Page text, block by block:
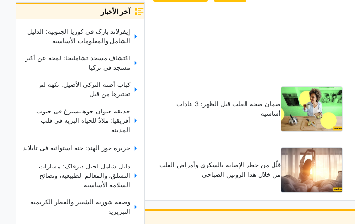
ضمان صحه القلب قبل الظهر: 3 عادات
أساسیه
قلّل من خطر الإصابه بالسکری وأمراض القلب
من خلال هذا الروتین الصباحی
آخر الأخبار
إیفرلاند بارک فی کوریا الجنوبیه: الدلیل
الشامل والمعلومات الأساسیه
اکتشاف مسجد تشاملیجا: لمحه عن أکبر
مسجد فی ترکیا
کباب أضنه الترکی الأصیل: نکهه لم
تختبرها من قبل
حدیقه حیوان جوهانسبرغ فی جنوب
أفریقیا: ملاذٌ للحیاه البریه فی قلب
المدینه
جزیره جوز الهند: جنه استوائیه فی تایلاند
دلیل شامل لجبل دیرفاک: مسارات
التسلق، والمعالم الطبیعیه، ونصائح
السلامه الأساسیه
وصفه شوربه الشعیر والفطر الکریمیه
التبریزیه